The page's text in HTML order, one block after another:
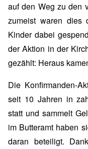
auf den Weg zu den
zumeist waren dies
Kinder dabei
der Aktion in der
gezählt: Heraus
Die Konfirmanden-
seit 10 Jahren in
statt und sammelt
im Butteramt haben
daran beteiligt.